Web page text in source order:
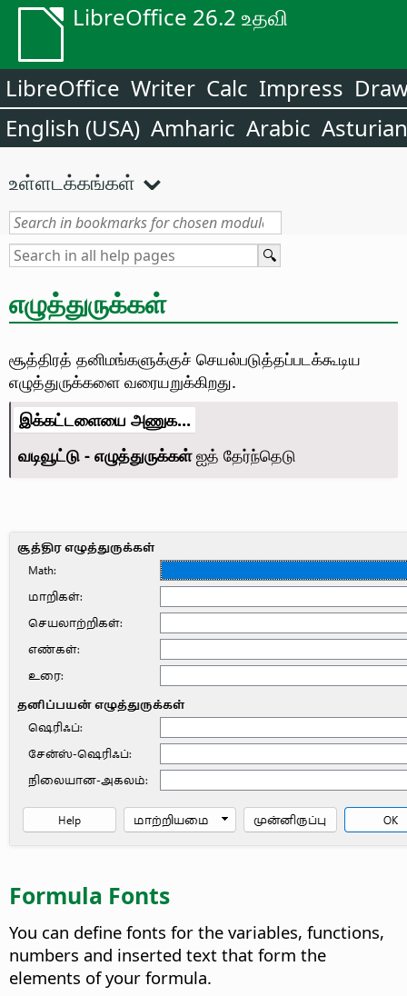
LibreOffice 26.2 உதவி
LibreOffice Writer Calc Impress
English (USA) Amharic Arabic Asturian
உள்ளடக்கங்கள்
எழுத்துருக்கள்
சூத்திரத் தனிமங்களுக்குச் செயல்படுத்தப்படக்கூடிய
எழுத்துருக்களை வரையறுக்கிறது.
இக்கட்டளையை அணுக...
வடிவூட்டு - எழுத்துருக்கள்ஐத் தேர்ந்தெடு
Formula Fonts
You can define fonts for the variables, functions,
numbers and inserted text that form the
elements of your formula.